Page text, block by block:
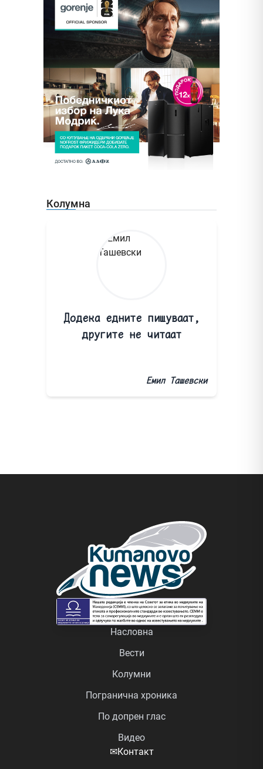
Колумна
Додека едните пишуваат,
другите не читаат
Емил Ташевски
Насловна
Вести
Колумни
Погранична хроника
По допрен глас
Видео
✉Контакт